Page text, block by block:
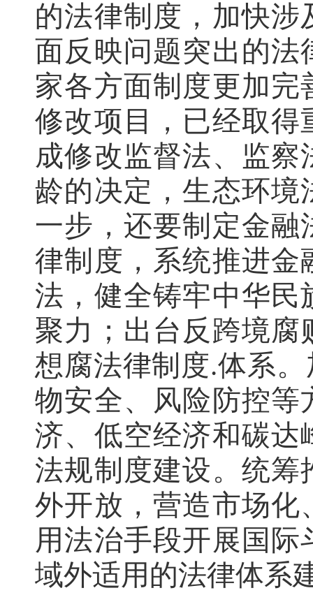
的法律制度，加快
面反映问题突出的
家各方面制度更加
修改项目，已经取得
成修改监督法、监
龄的决定，生态环境
一步，还要制定金
律制度，系统推进金
法，健全铸牢中华
聚力；出台反跨境
想腐法律制度.体系
物安全、风险防控等
济、低空经济和碳达
法规制度建设。统
外开放，营造市场化
用法治手段开展国
域外适用的法律体系